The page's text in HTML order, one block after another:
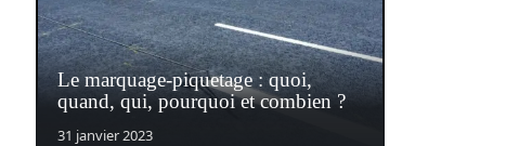
Le marquage-piquetage : quoi,
quand, qui, pourquoi et combien ?
31 janvier 2023